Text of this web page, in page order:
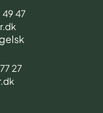
47
27